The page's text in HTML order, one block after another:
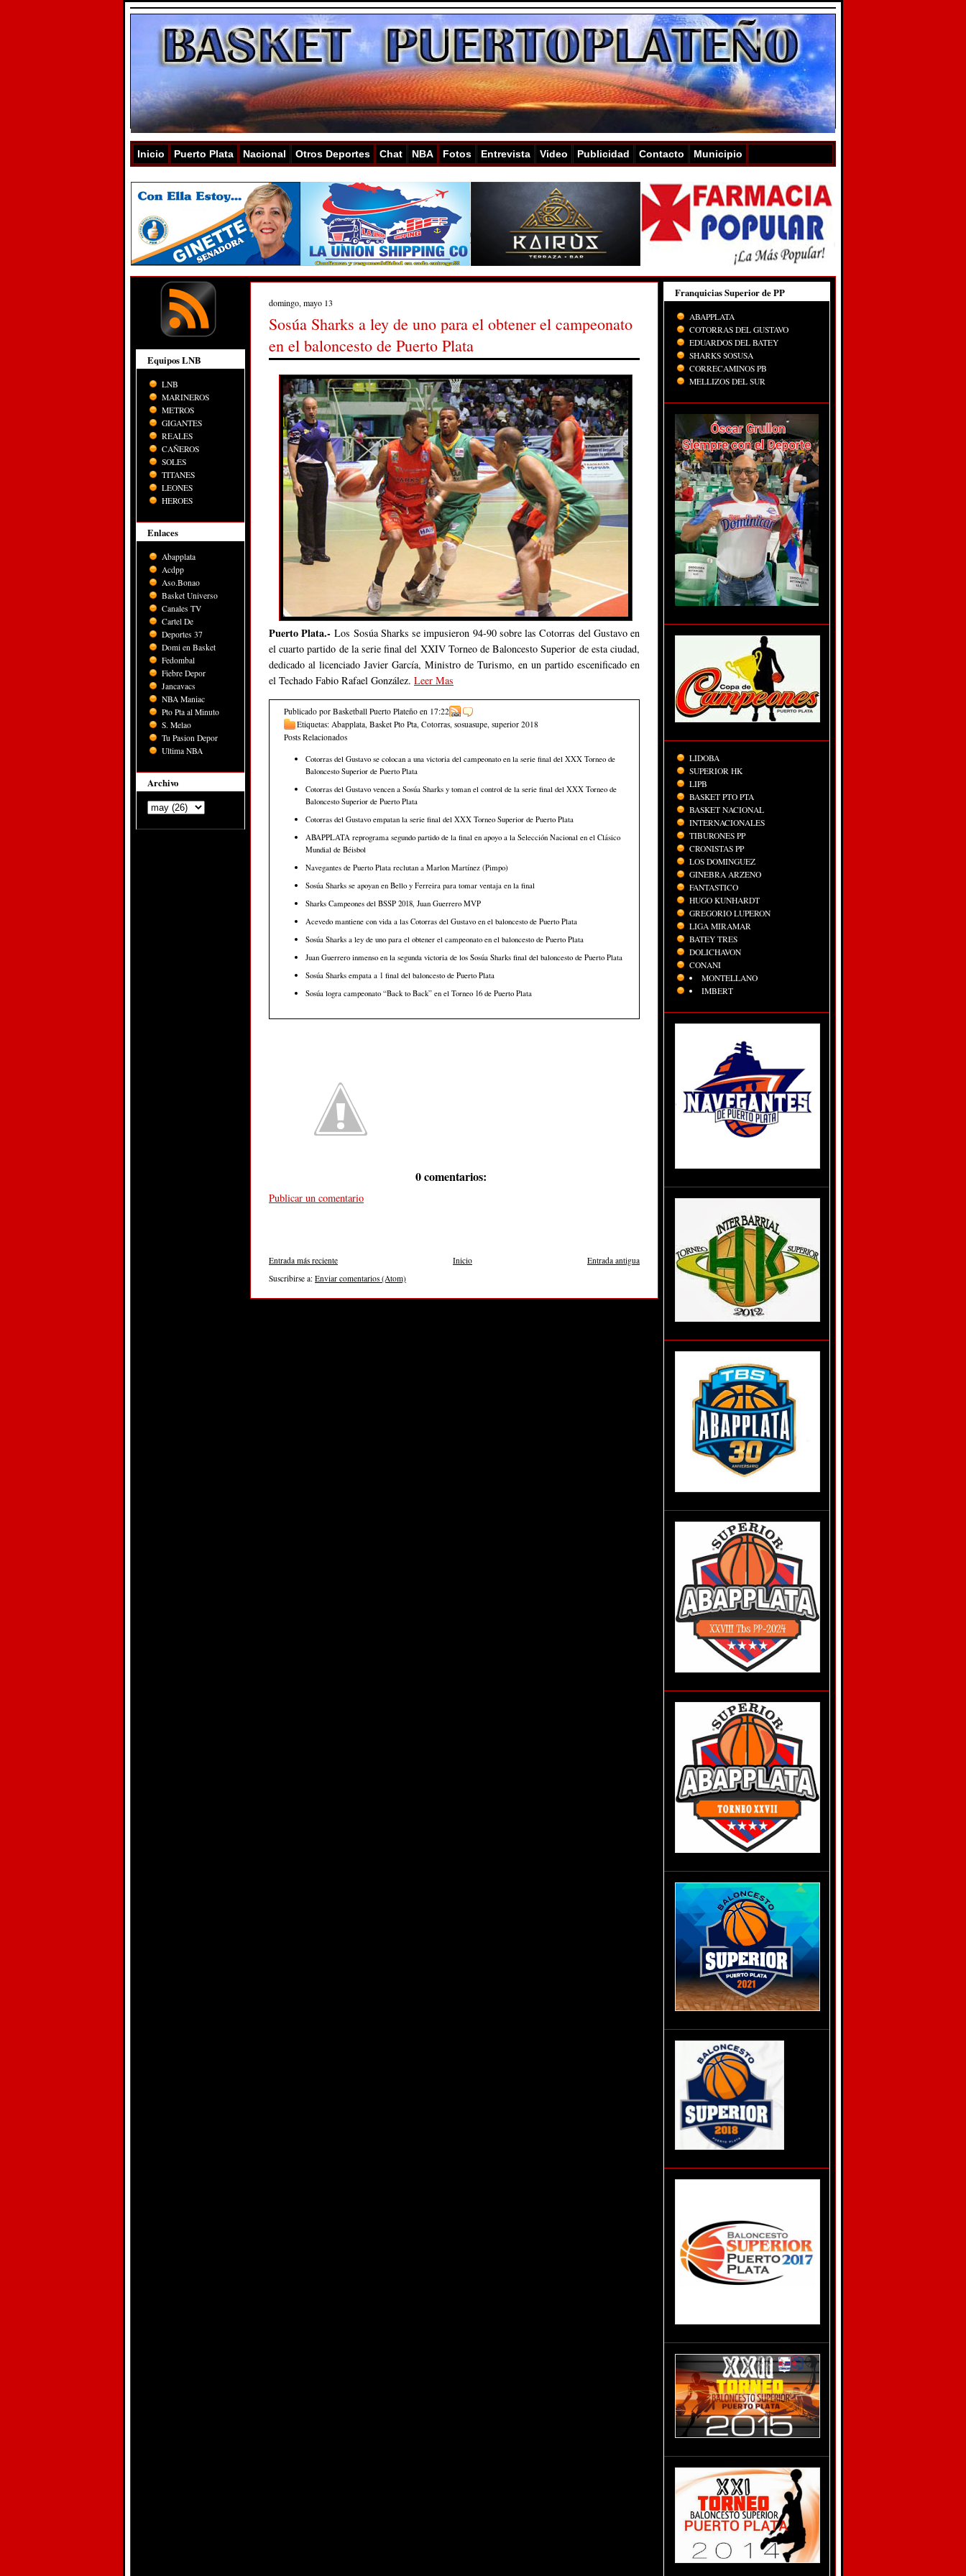
Inicio Puerto Plata Nacional Otros Deportes Chat NBA Fotos Entrevista Video Publicidad Contacto Municipio
Equipos LNB
LNB
MARINEROS
METROS
GIGANTES
REALES
CAÑEROS
SOLES
TITANES
LEONES
HEROES
Enlaces
Abapplata
Acdpp
Aso.Bonao
Basket Universo
Canales TV
Cartel De
Deportes 37
Domi en Basket
Fedombal
Fiebre Depor
Jancavacs
NBA Maniac
Pto Pta al Minuto
S. Melao
Tu Pasion Depor
Ultima NBA
Archivo
domingo, mayo 13
Sosúa Sharks a ley de uno para el obtener el campeonato
en el baloncesto de Puerto Plata
Puerto Plata.- Los Sosúa Sharks se impusieron 94-90 sobre las Cotorras del Gustavo en
el cuarto partido de la serie final del XXIV Torneo de Baloncesto Superior de esta ciudad,
dedicado al licenciado Javier García, Ministro de Turismo, en un partido escenificado en
el Techado Fabio Rafael González. Leer Mas
Publicado por Basketball Puerto Plateño en 17:22
Etiquetas: Abapplata, Basket Pto Pta, Cotorras, sosuasupe, superior 2018
Posts Relacionados
Cotorras del Gustavo se colocan a una victoria del campeonato en la serie final del XXX Torneo de
Baloncesto Superior de Puerto Plata
Cotorras del Gustavo vencen a Sosúa Sharks y toman el control de la serie final del XXX Torneo de
Baloncesto Superior de Puerto Plata
Cotorras del Gustavo empatan la serie final del XXX Torneo Superior de Puerto Plata
ABAPPLATA reprograma segundo partido de la final en apoyo a la Selección Nacional en el Clásico
Mundial de Béisbol
Navegantes de Puerto Plata reclutan a Marlon Martínez (Pimpo)
Sosúa Sharks se apoyan en Bello y Ferreira para tomar ventaja en la final
Sharks Campeones del BSSP 2018, Juan Guerrero MVP
Acevedo mantiene con vida a las Cotorras del Gustavo en el baloncesto de Puerto Plata
Sosúa Sharks a ley de uno para el obtener el campeonato en el baloncesto de Puerto Plata
Juan Guerrero inmenso en la segunda victoria de los Sosúa Sharks final del baloncesto de Puerto Plata
Sosúa Sharks empata a 1 final del baloncesto de Puerto Plata
Sosúa logra campeonato “Back to Back” en el Torneo 16 de Puerto Plata
0 comentarios:
Publicar un comentario
Entrada más reciente Entrada antigua
Inicio
Suscribirse a: Enviar comentarios (Atom)
Franquicias Superior de PP
ABAPPLATA
COTORRAS DEL GUSTAVO
EDUARDOS DEL BATEY
SHARKS SOSUSA
CORRECAMINOS PB
MELLIZOS DEL SUR
LIDOBA
SUPERIOR HK
LIPB
BASKET PTO PTA
BASKET NACIONAL
INTERNACIONALES
TIBURONES PP
CRONISTAS PP
LOS DOMINGUEZ
GINEBRA ARZENO
FANTASTICO
HUGO KUNHARDT
GREGORIO LUPERON
LIGA MIRAMAR
BATEY TRES
DOLICHAVON
CONANI
MONTELLANO
IMBERT